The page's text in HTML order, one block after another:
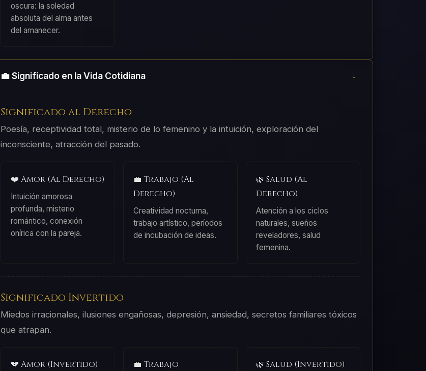
oscura: la soledad
absoluta del alma antes
del amanecer.
💼 Significado en la Vida Cotidiana
Significado al Derecho
Poesía, receptividad total, misterio de lo femenino y la intuición, exploración del
inconsciente, atracción del pasado.
❤️ Amor (Al Derecho)
Intuición amorosa
profunda, misterio
romántico, conexión
onírica con la pareja.
💼 Trabajo (Al
Derecho)
Creatividad nocturna,
trabajo artístico, períodos
de incubación de ideas.
🌿 Salud (Al
Derecho)
Atención a los ciclos
naturales, sueños
reveladores, salud
femenina.
Significado Invertido
Miedos irracionales, ilusiones engañosas, depresión, ansiedad, secretos familiares tóxicos
que atrapan.
💔 Amor (Invertido)
💼 Trabajo
🌿 Salud (Invertido)